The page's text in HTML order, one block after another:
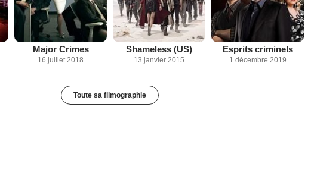
Major Crimes
16 juillet 2018
Shameless (US)
13 janvier 2015
Esprits criminels
1 décembre 2019
Toute sa filmographie